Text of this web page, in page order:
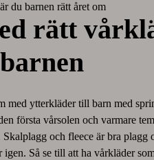
du barnen rätt året om
rätt
barnen
med ytterkläder till barn med
första vårsolen och varmare
och fleece är bra plagg
Så se till att ha vårkläder